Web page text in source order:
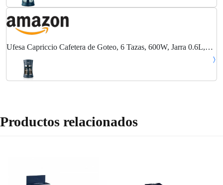
Ufesa Capriccio Cafetera de Goteo, 6 Tazas, 600W, Jarra 0.6L,
Antigoteo, Auto Apagado, Azul/Verdoso
Productos relacionados